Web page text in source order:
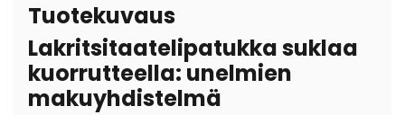
Tuotekuvaus
Lakritsitaatelipatukka suklaa
kuorrutteella: unelmien
makuyhdistelmä